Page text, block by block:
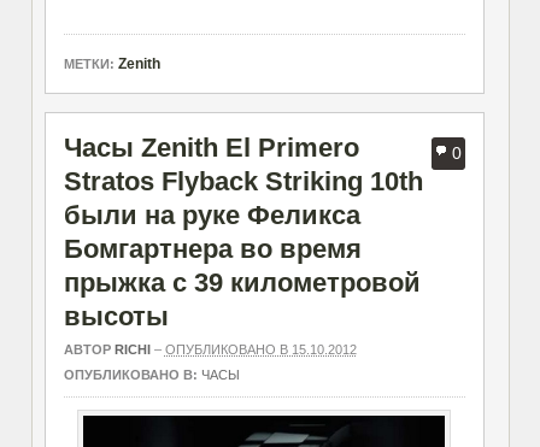
МЕТКИ: Zenith
0
Часы Zenith El Primero
Stratos Flyback Striking 10th
были на руке Феликса
Бомгартнера во время
прыжка с 39 километровой
высоты
АВТОР RICHI – ОПУБЛИКОВАНО В 15.10.2012
ОПУБЛИКОВАНО В: ЧАСЫ